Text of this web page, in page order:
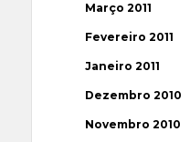
Março 2011
Fevereiro 2011
Janeiro 2011
Dezembro 2010
Novembro 2010